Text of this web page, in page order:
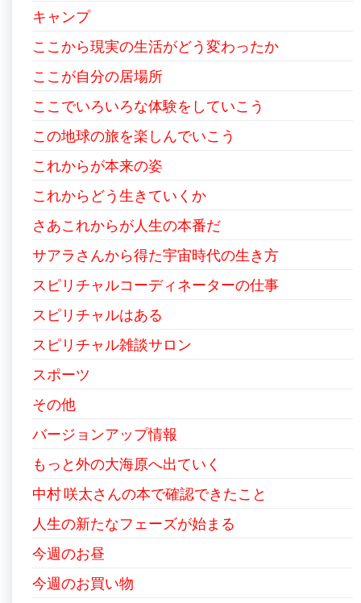
キャンプ
ここから現実の生活がどう変わったか
ここが自分の居場所
ここでいろいろな体験をしていこう
この地球の旅を楽しんでいこう
これからが本来の姿
これからどう生きていくか
さあこれからが人生の本番だ
サアラさんから得た宇宙時代の生き方
スピリチャルコーディネーターの仕事
スピリチャルはある
スピリチャル雑談サロン
スポーツ
その他
バージョンアップ情報
もっと外の大海原へ出ていく
中村 咲太さんの本で確認できたこと
人生の新たなフェーズが始まる
今週のお昼
今週のお買い物